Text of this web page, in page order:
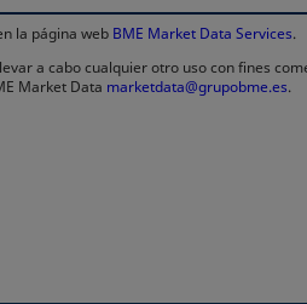
la página web BME Market Data Services.
a cabo cualquier otro uso con fines
Market Data marketdata@grupobme.es.
NUEVA